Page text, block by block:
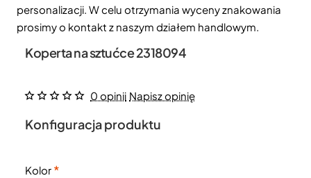
personalizacji. W celu otrzymania wyceny znakowania
prosimy o kontakt z naszym działem handlowym.
Koperta na sztućce 2318094
0 opinii Napisz opinię
Konfiguracja produktu
Kolor